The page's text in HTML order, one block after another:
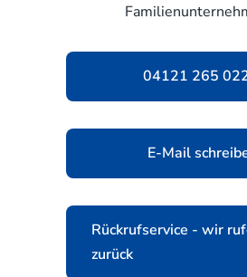
04121 265
E-Mail
Rückrufservice - wir
zurück